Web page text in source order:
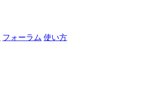
フォーラム 使い方